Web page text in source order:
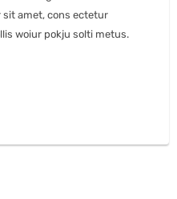
amet, cons ectetur
woiur pokju solti metus.